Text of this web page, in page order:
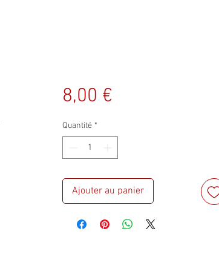
8,00 €Prix
Quantité *
Ajouter au panier